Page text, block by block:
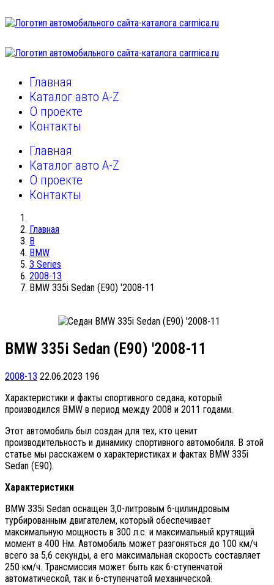
Главная
Каталог авто A-Z
О проекте
Контакты
Главная
Каталог авто A-Z
О проекте
Контакты
Главная
B
BMW
3 Series
2008-13
BMW 335i Sedan (E90) '2008-11
BMW 335i Sedan (E90) '2008-11
2008-13 22.06.2023 196
Характеристики и факты спортивного седана, который
производился BMW в период между 2008 и 2011 годами.
Этот автомобиль был создан для тех, кто ценит
производительность и динамику спортивного автомобиля. В этой
статье мы расскажем о характеристиках и фактах BMW 335i
Sedan (E90).
Характеристики
BMW 335i Sedan оснащен 3,0-литровым 6-цилиндровым
турбированным двигателем, который обеспечивает
максимальную мощность в 300 л.с. и максимальный крутящий
момент в 400 Нм. Автомобиль может разгоняться до 100 км/ч
всего за 5,6 секунды, а его максимальная скорость составляет
250 км/ч. Трансмиссия может быть как 6-ступенчатой
автоматической, так и 6-ступенчатой механической.